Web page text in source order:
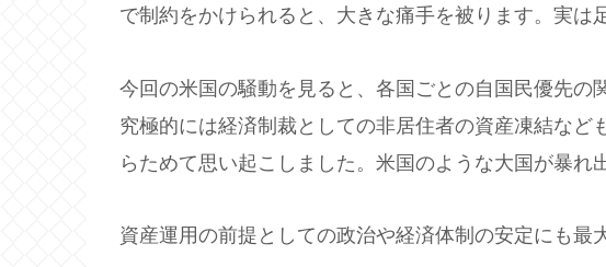
で制約をかけられると、大きな痛手を被ります。実は
今回の米国の騒動を見ると、各国ごとの自国民優先の
究極的には経済制裁としての非居住者の資産凍結など
らためて思い起こしました。米国のような大国が暴れ
資産運用の前提としての政治や経済体制の安定にも最